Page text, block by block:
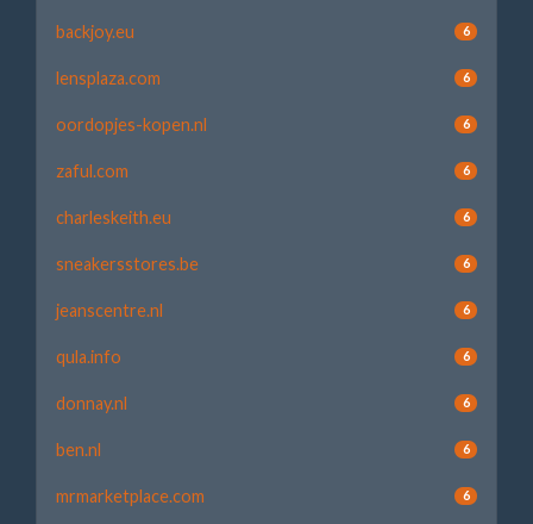
backjoy.eu 6
lensplaza.com 6
oordopjes-kopen.nl 6
zaful.com 6
charleskeith.eu 6
sneakersstores.be 6
jeanscentre.nl 6
qula.info 6
donnay.nl 6
ben.nl 6
mrmarketplace.com 6